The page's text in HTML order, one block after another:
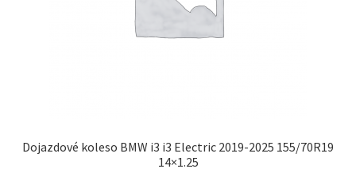
Dojazdové koleso BMW i3 i3 Electric 2019-2025 155/70R19
14×1.25